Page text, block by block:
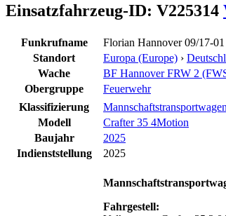
Einsatzfahrzeug-ID: V225314
Funkrufname Florian Hannover 09/17-01
Standort
Europa (Europe) ›
Wache
BF Hannover FRW 2
Obergruppe
Feuerwehr
Klassifizierung
Mannschaftstransportwagen
Modell
Crafter 35 4Motion
Baujahr
2025
Indienststellung
2025
Fahrgestell: